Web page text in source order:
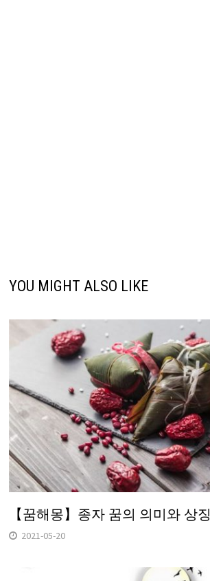
YOU MIGHT ALSO LIKE
【꿈해몽】종자 꿈의 의미와 상징
2021-05-20